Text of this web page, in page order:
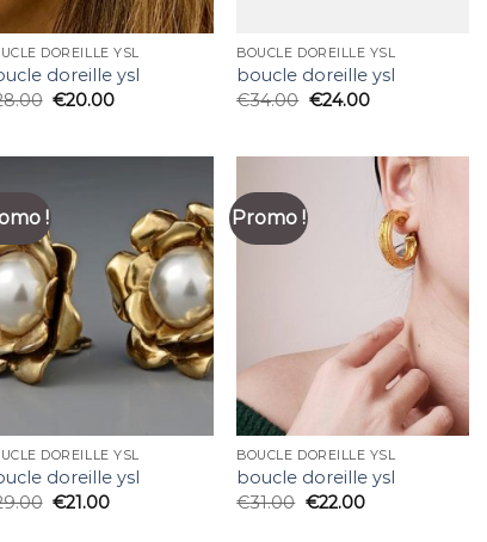
DOREILLE YSL
doreille ysl
€20.00
BOUCLE DOREILLE YSL
boucle doreille ysl
€34.00 €24.00
!
DOREILLE YSL
doreille ysl
€21.00
Promo !
BOUCLE DOREILLE YSL
boucle doreille ysl
€31.00 €22.00